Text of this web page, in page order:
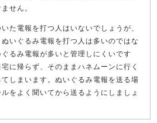
せん。
た電報を打つ人はいないでしょうが、
いぐるみ電報を打つ人は多いのではな
るみ電報が多いと管理しにくいです
に帰らず、そのままハネムーンに行く
しまいます。ぬいぐるみ電報を送る場
をよく聞いてから送るようにしましょ